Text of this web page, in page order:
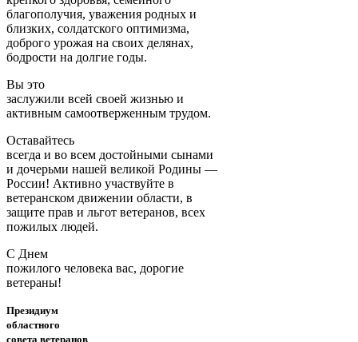
благополучия, уважения родных и
близких, солдатского оптимизма,
доброго урожая на своих делянах,
бодрости на долгие годы.
Вы это
заслужили всей своей жизнью и
активным самоотверженным трудом.
Оставайтесь
всегда и во всем достойными сынами
и дочерьми нашей великой Родины —
России! Активно участвуйте в
ветеранском движении области, в
защите прав и льгот ветеранов, всех
пожилых людей.
С Днем
пожилого человека вас, дорогие
ветераны!
Президиум
областного
совета ветеранов